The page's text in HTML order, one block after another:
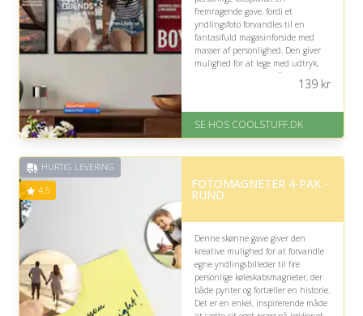
fremragende gave, fordi et
yndlingsfoto forvandles til en
fantasifuld magasinforside med
masser af personlighed. Den giver
mulighed for at lege med udtryk,
minder og visuel stil, så resultatet
bliver både dekorativt og unikt.
På lager
Levering: Standard leveringstid
Fremragende Trustpilot rating
139kr
SE HOS COOLSTUFF.DK
HURTIG LEVERING
4.5 FOTOMAGNETER 4-PAK -
RUND
Denne skønne gave giver den
kreative mulighed for at forvandle
egne yndlingsbilleder til fire
personlige køleskabsmagneter, der
både pynter og fortæller en historie.
Det er en enkel, inspirerende måde